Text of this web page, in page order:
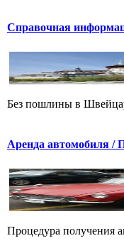
Справочная
Без пошлины в
Аренда автомобиля /
Процедура получения